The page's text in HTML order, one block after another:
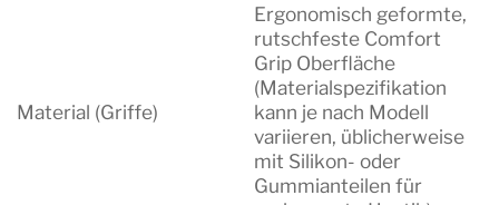
Material (Griffe)
Ergonomisch geformte,
rutschfeste Comfort
Grip Oberfläche
(Materialspezifikation
kann je nach Modell
variieren, üblicherweise
mit Silikon- oder
Gummianteilen für